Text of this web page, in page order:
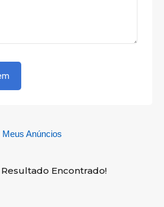
Meus Anúncios
Encontrado!